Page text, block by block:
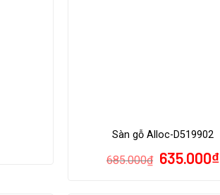
Sàn gỗ Alloc-D519902
685.000₫ 635.000₫